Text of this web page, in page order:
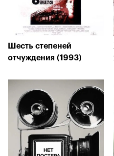
Шесть степеней
отчуждения (1993)